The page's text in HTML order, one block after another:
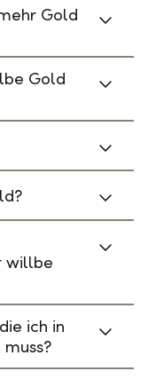
Gold
Gold
willbe
ich in